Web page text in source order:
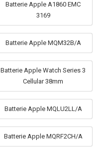
Batterie Apple A1860 EMC
3169
Batterie Apple MQM32B/A
Batterie Apple Watch Series 3
Cellular 38mm
Batterie Apple MQLU2LL/A
Batterie Apple MQRF2CH/A